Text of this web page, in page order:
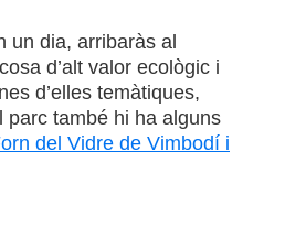
un dia, arribaràs al
d’alt valor ecològic i
d’elles temàtiques,
parc també hi ha alguns
del Vidre de Vimbodí i